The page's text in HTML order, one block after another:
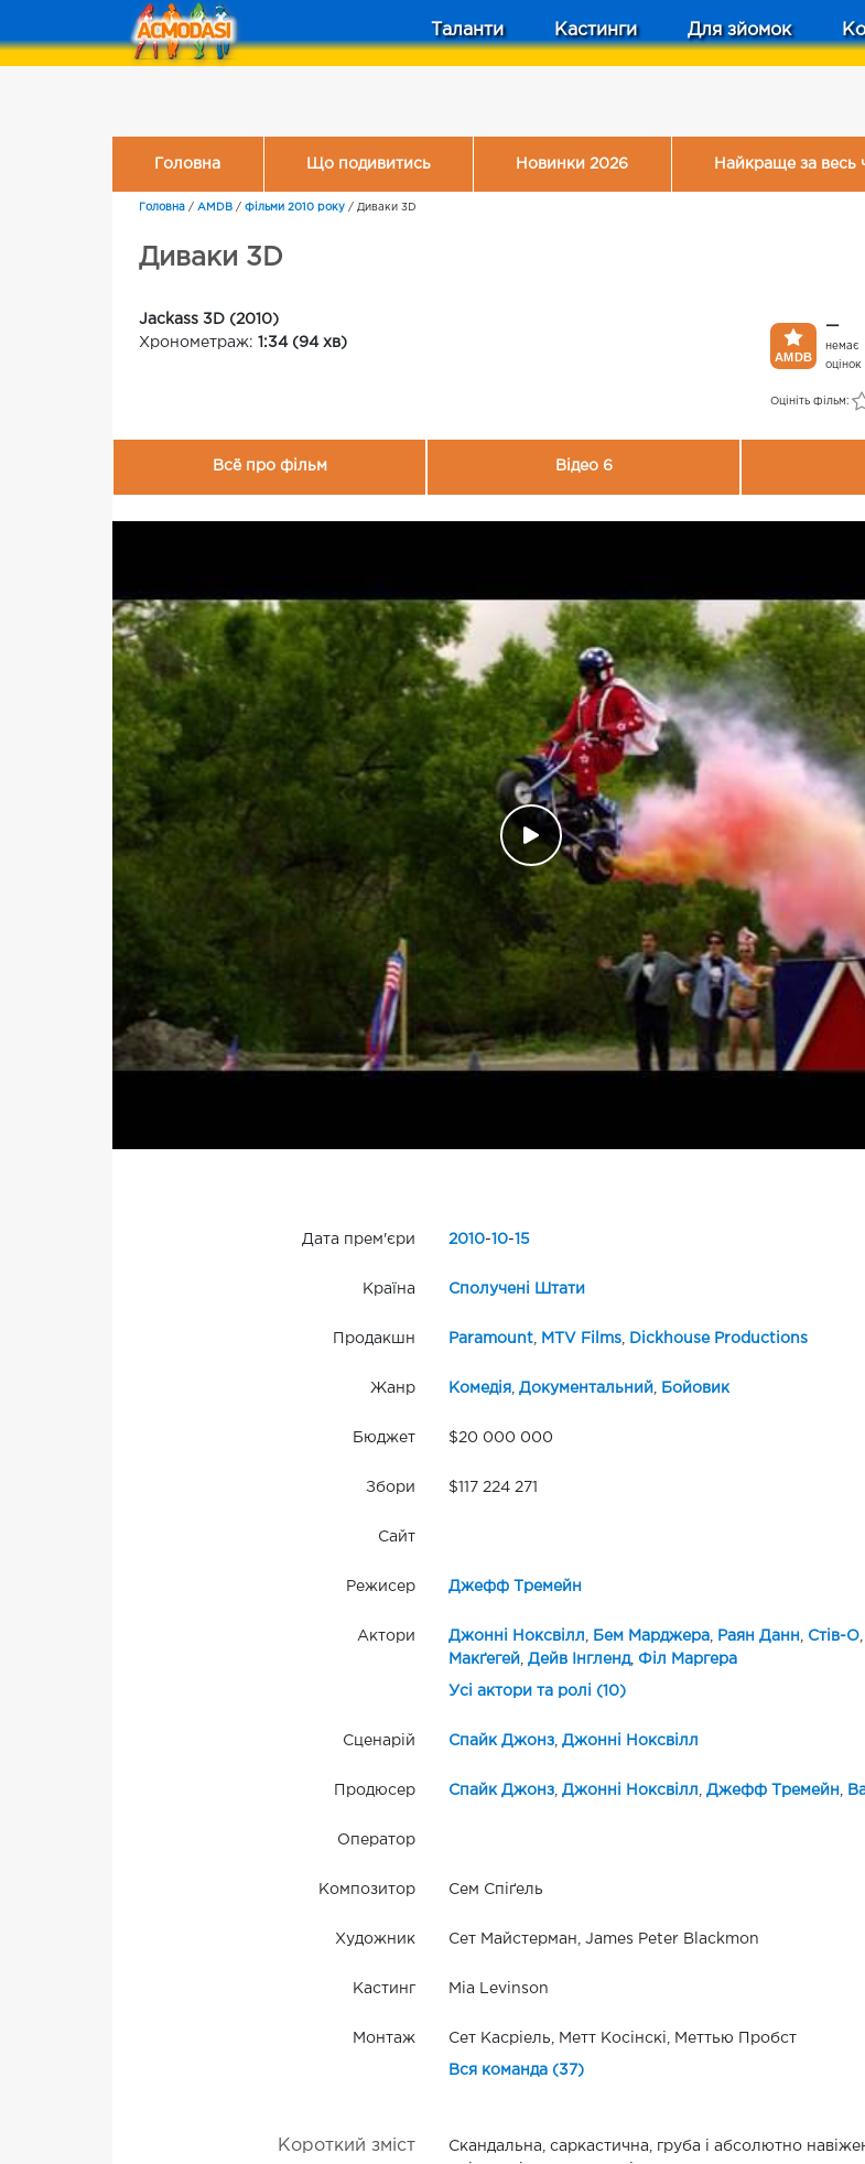
Таланти Кастинги Для зйомок
Головна Що подивитись Новинки 2026 Найкраще за весь
Головна / AMDB / Фільми 2010 року / Диваки 3D
Диваки 3D
Jackass 3D (2010)
Хронометраж: 1:34 (94 хв)
—
немає
оцінок
Оцініть фільм:
Всё про фільм Відео 6
Дата прем'єри 2010-10-15
Країна Сполучені Штати
Продакшн Paramount, MTV Films, Dickhouse Productions
Жанр Комедія, Документальний Бойовик
Бюджет $20 000 000
Збори $117 224 271
Сайт
Режисер Джефф Тремейн
Актори Джонні Ноксвілл Бем Марджера, Раян Данн Стів-О,
Макґегей
Дейв Інгленд, Філ Маргера
Усі актори та ролі (10)
Сценарій Спайк Джонз, Джонні Ноксвілл
Продюсер Спайк Джонз, Джонні Ноксвілл Джефф Тремейн
Оператор
Композитор Сем Спіґель
Художник Сет Майстерман, James Peter Blackmon
Кастинг Mia Levinson
Монтаж Сет Касріель, Метт Косінскі, Меттью Пробст
Вся команда (37)
Короткий зміст
Скандальна, саркастична, груба і абсолютно